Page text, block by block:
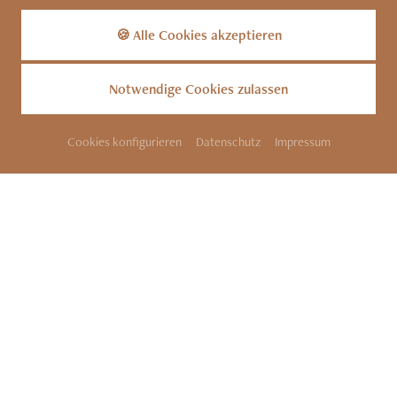
🍪 Alle Cookies akzeptieren
Notwendige Cookies zulassen
Cookies konfigurieren Datenschutz Impressum
Zu den Luxus-Chalets
SITEMAP KONTAKT
IMPRESSUM